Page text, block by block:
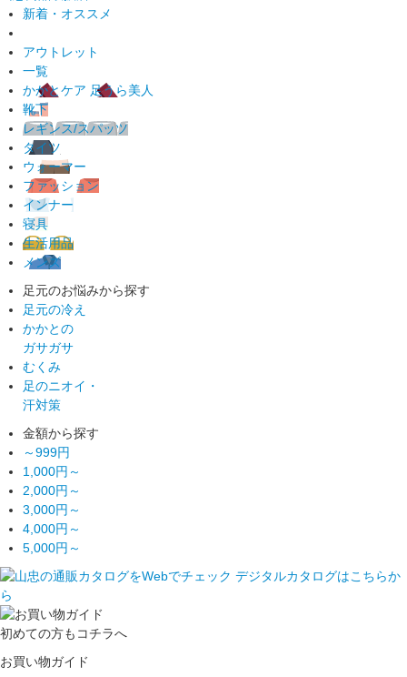
新着・オススメ
アウトレット
一覧
かかとケア 足うら美人
靴下
レギンス/スパッツ
タイツ
ウォーマー
ファッション
インナー
寝具
生活用品
メンズ
足元のお悩みから探す
足元の冷え
かかとの
ガサガサ
むくみ
足のニオイ・
汗対策
金額から探す
～999円
1,000円～
2,000円～
3,000円～
4,000円～
5,000円～
初めての方もコチラへ
お買い物ガイド